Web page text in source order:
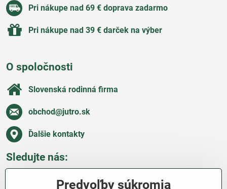
Pri nákupe nad 69 € doprava zadarmo
Pri nákupe nad 39 € darček na výber
O spoločnosti
Slovenská rodinná firma
obchod​@jutro​.sk
Ďalšie kontakty
Sledujte nás:
Predvoľby súkromia